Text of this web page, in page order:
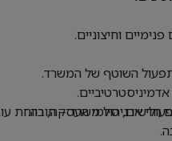
וחיצוניים.
השוטף של המשרד.
סיומי העסקה, רווחת
או ניהול משרד – חובה.